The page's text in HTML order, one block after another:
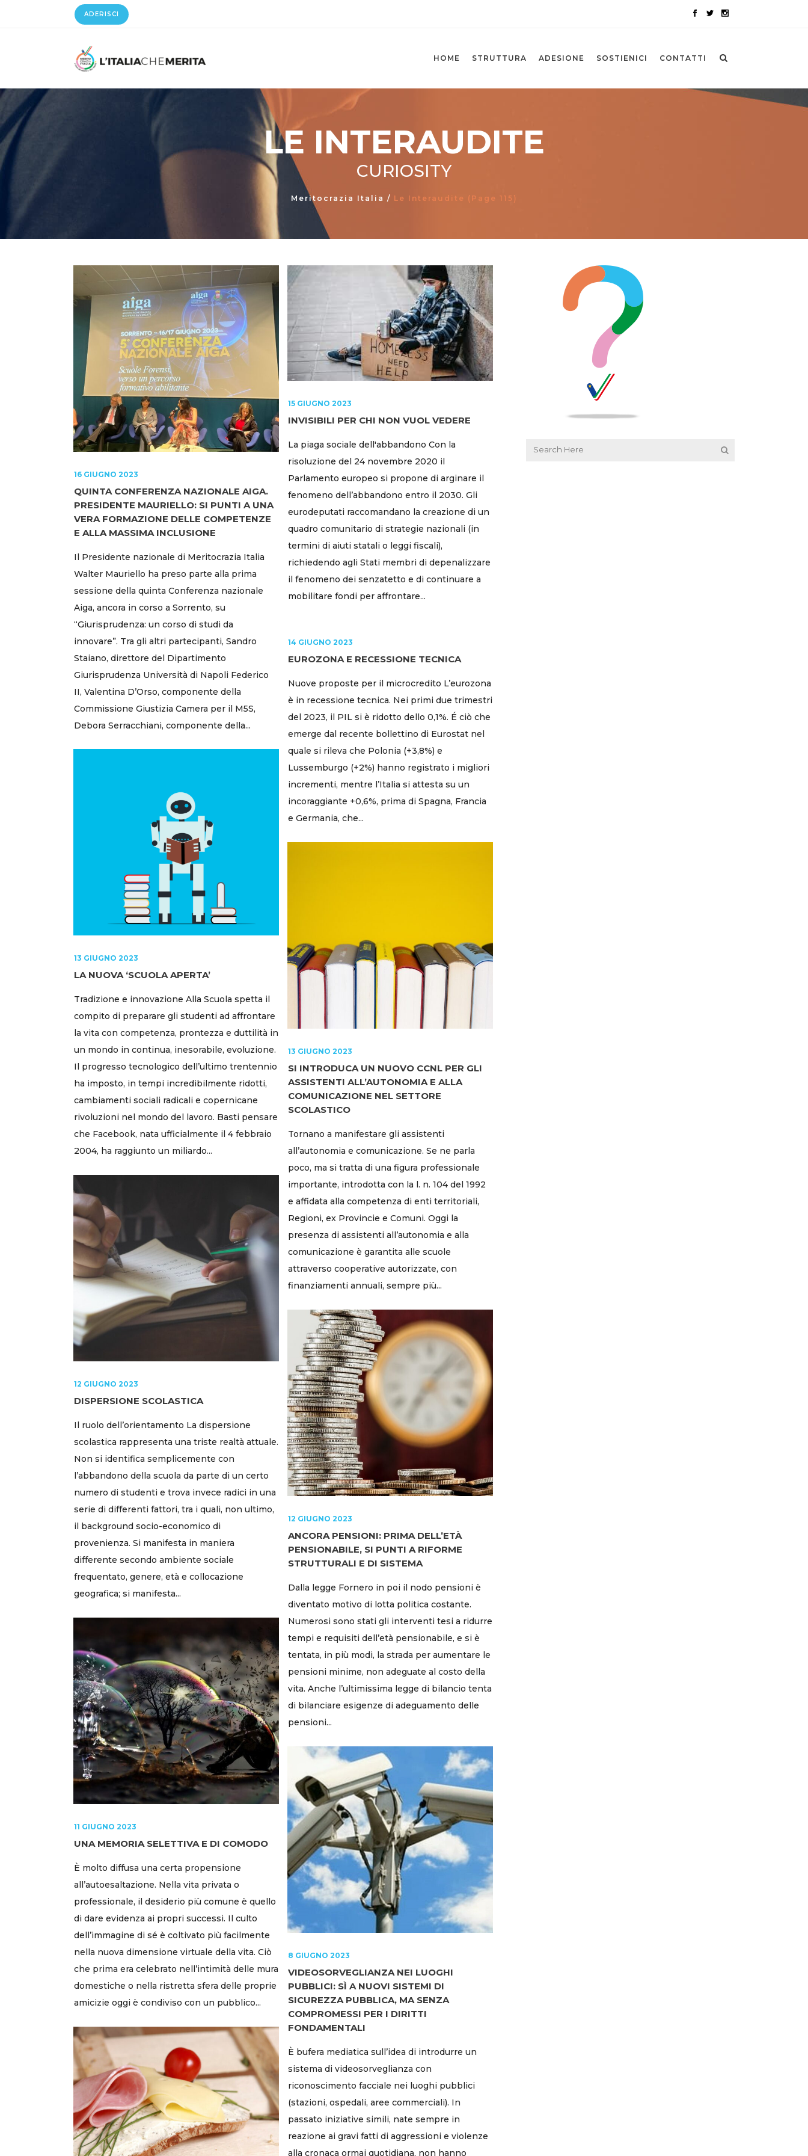
ADERISCI
HOME STRUTTURA ADESIONE SOSTIENICI CONTATTI
LE INTERAUDITE
CURIOSITY
Meritocrazia Italia / Le Interaudite (Page 115)
16 GIUGNO 2023
QUINTA CONFERENZA NAZIONALE AIGA.
PRESIDENTE MAURIELLO: SI PUNTI A UNA
VERA FORMAZIONE DELLE COMPETENZE
E ALLA MASSIMA INCLUSIONE
Il Presidente nazionale di Meritocrazia Italia
Walter Mauriello ha preso parte alla prima
sessione della quinta Conferenza nazionale
Aiga, ancora in corso a Sorrento, su
“Giurisprudenza: un corso di studi da
innovare”. Tra gli altri partecipanti, Sandro
Staiano, direttore del Dipartimento
Giurisprudenza Università di Napoli Federico
II, Valentina D’Orso, componente della
Commissione Giustizia Camera per il M5S,
Debora Serracchiani, componente della...
15 GIUGNO 2023
INVISIBILI PER CHI NON VUOL VEDERE
La piaga sociale dell'abbandono Con la
risoluzione del 24 novembre 2020 il
Parlamento europeo si propone di arginare il
fenomeno dell’abbandono entro il 2030. Gli
eurodeputati raccomandano la creazione di un
quadro comunitario di strategie nazionali (in
termini di aiuti statali o leggi fiscali),
richiedendo agli Stati membri di depenalizzare
il fenomeno dei senzatetto e di continuare a
mobilitare fondi per affrontare...
14 GIUGNO 2023
EUROZONA E RECESSIONE TECNICA
Nuove proposte per il microcredito L’eurozona
è in recessione tecnica. Nei primi due trimestri
del 2023, il PIL si è ridotto dello 0,1%. É ciò che
emerge dal recente bollettino di Eurostat nel
quale si rileva che Polonia (+3,8%) e
Lussemburgo (+2%) hanno registrato i migliori
incrementi, mentre l’Italia si attesta su un
incoraggiante +0,6%, prima di Spagna, Francia
e Germania, che...
13 GIUGNO 2023
LA NUOVA ‘SCUOLA APERTA’
Tradizione e innovazione Alla Scuola spetta il
compito di preparare gli studenti ad affrontare
la vita con competenza, prontezza e duttilità in
un mondo in continua, inesorabile, evoluzione.
Il progresso tecnologico dell’ultimo trentennio
ha imposto, in tempi incredibilmente ridotti,
cambiamenti sociali radicali e copernicane
rivoluzioni nel mondo del lavoro. Basti pensare
che Facebook, nata ufficialmente il 4 febbraio
2004, ha raggiunto un miliardo...
13 GIUGNO 2023
SI INTRODUCA UN NUOVO CCNL PER GLI
ASSISTENTI ALL’AUTONOMIA E ALLA
COMUNICAZIONE NEL SETTORE
SCOLASTICO
Tornano a manifestare gli assistenti
all’autonomia e comunicazione. Se ne parla
poco, ma si tratta di una figura professionale
importante, introdotta con la l. n. 104 del 1992
e affidata alla competenza di enti territoriali,
Regioni, ex Provincie e Comuni. Oggi la
presenza di assistenti all’autonomia e alla
comunicazione è garantita alle scuole
attraverso cooperative autorizzate, con
finanziamenti annuali, sempre più...
12 GIUGNO 2023
DISPERSIONE SCOLASTICA
Il ruolo dell’orientamento La dispersione
scolastica rappresenta una triste realtà attuale.
Non si identifica semplicemente con
l’abbandono della scuola da parte di un certo
numero di studenti e trova invece radici in una
serie di differenti fattori, tra i quali, non ultimo,
il background socio-economico di
provenienza. Si manifesta in maniera
differente secondo ambiente sociale
frequentato, genere, età e collocazione
geografica; si manifesta...
12 GIUGNO 2023
ANCORA PENSIONI: PRIMA DELL’ETÀ
PENSIONABILE, SI PUNTI A RIFORME
STRUTTURALI E DI SISTEMA
Dalla legge Fornero in poi il nodo pensioni è
diventato motivo di lotta politica costante.
Numerosi sono stati gli interventi tesi a ridurre
tempi e requisiti dell’età pensionabile, e si è
tentata, in più modi, la strada per aumentare le
pensioni minime, non adeguate al costo della
vita. Anche l’ultimissima legge di bilancio tenta
di bilanciare esigenze di adeguamento delle
pensioni...
11 GIUGNO 2023
UNA MEMORIA SELETTIVA E DI COMODO
È molto diffusa una certa propensione
all’autoesaltazione. Nella vita privata o
professionale, il desiderio più comune è quello
di dare evidenza ai propri successi. Il culto
dell’immagine di sé è coltivato più facilmente
nella nuova dimensione virtuale della vita. Ciò
che prima era celebrato nell’intimità delle mura
domestiche o nella ristretta sfera delle proprie
amicizie oggi è condiviso con un pubblico...
8 GIUGNO 2023
VIDEOSORVEGLIANZA NEI LUOGHI
PUBBLICI: SÌ A NUOVI SISTEMI DI
SICUREZZA PUBBLICA, MA SENZA
COMPROMESSI PER I DIRITTI
FONDAMENTALI
È bufera mediatica sull’idea di introdurre un
sistema di videosorveglianza con
riconoscimento facciale nei luoghi pubblici
(stazioni, ospedali, aree commerciali). In
passato iniziative simili, nate sempre in
reazione ai gravi fatti di aggressioni e violenze
alla cronaca ormai quotidiana, non hanno